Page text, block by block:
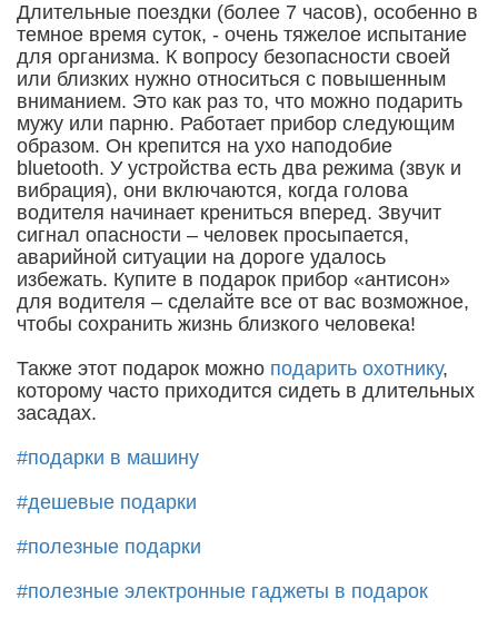
Длительные поездки (более 7 часов), особенно в
темное время суток, - очень тяжелое испытание
для организма. К вопросу безопасности своей
или близких нужно относиться с повышенным
вниманием. Это как раз то, что можно подарить
мужу или парню. Работает прибор следующим
образом. Он крепится на ухо наподобие
bluetooth. У устройства есть два режима (звук и
вибрация), они включаются, когда голова
водителя начинает крениться вперед. Звучит
сигнал опасности – человек просыпается,
аварийной ситуации на дороге удалось
избежать. Купите в подарок прибор «антисон»
для водителя – сделайте все от вас возможное,
чтобы сохранить жизнь близкого человека!
Также этот подарок можно подарить охотнику,
которому часто приходится сидеть в длительных
засадах.
#подарки в машину
#дешевые подарки
#полезные подарки
#полезные электронные гаджеты в подарок